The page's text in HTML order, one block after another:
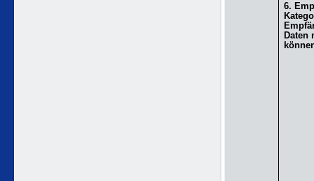
6.
Daten